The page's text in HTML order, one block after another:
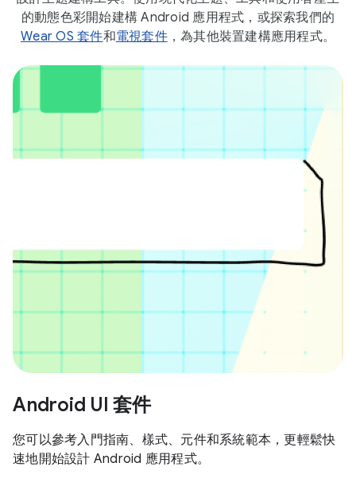
的動態色彩開始建構 Android 應用程式，或探索我們的
Wear OS 套件和電視套件，為其他裝置建構應用程式。
Android UI 套件
您可以參考入門指南、樣式、元件和系統範本，更輕鬆快
速地開始設計 Android 應用程式。